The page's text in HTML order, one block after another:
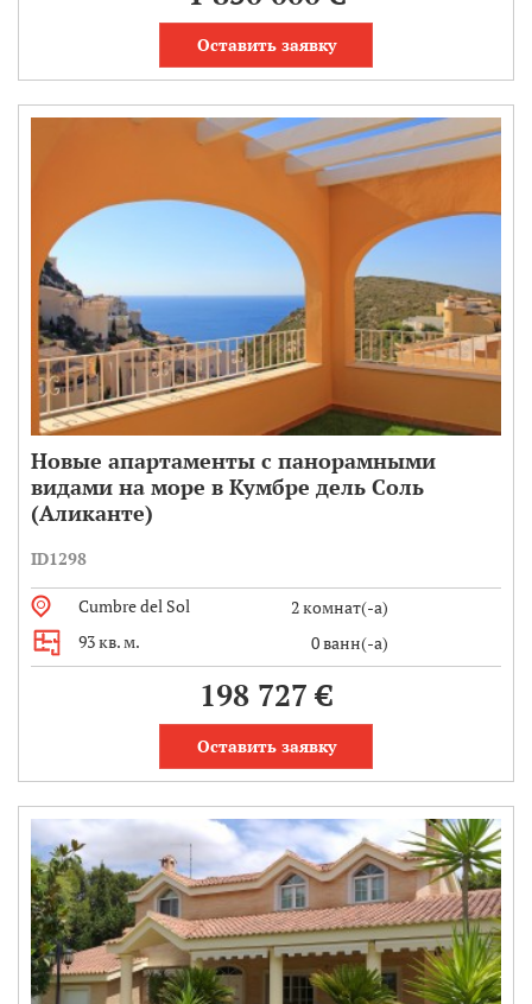
Оставить заявку
Новые апартаменты с панорамными
видами на море в Кумбре дель Соль
(Аликанте)
ID1298
Cumbre del Sol
2 комнат(-а)
93 кв. м.
0 ванн(-а)
198 727 €
Оставить заявку